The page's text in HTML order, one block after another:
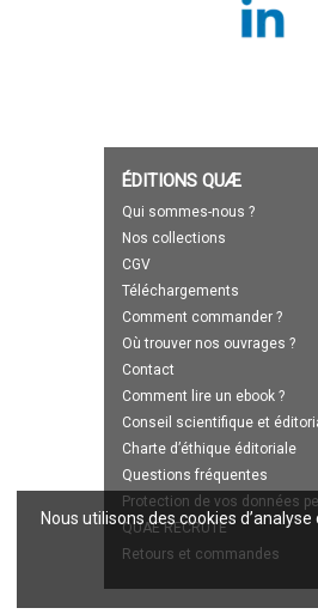
Nous utilisons des cookies
ÉDITIONS QUÆ
Qui sommes-nous ?
Nos collections
CGV
Téléchargements
Comment commander ?
Où trouver nos ouvrages ?
Contact
Comment lire un ebook ?
Conseil scientifique et
Charte d’éthique éditoriale
Questions fréquentes
Protection de vos données
QUAE RECRUTE
Retours et commandes